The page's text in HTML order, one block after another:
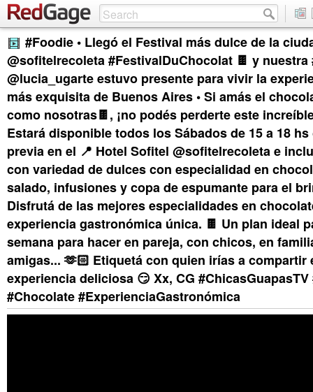
#Foodie • Llegó el Festival más dulce de la
@sofitelrecoleta #FestivalDuChocolat 🍫 y nuestra
@lucia_ugarte estuvo presente para vivir la
más exquisita de Buenos Aires • Si amás el
como nosotras🍫, ¡no podés perderte este increíble
Estará disponible todos los Sábados de 15 a 18
previa en el 📍 Hotel Sofitel @sofitelrecoleta e
con variedad de dulces con especialidad en
salado, infusiones y copa de espumante para el
Disfrutá de las mejores especialidades en
experiencia gastronómica única. 🍫 Un plan ideal
semana para hacer en pareja, con chicos, en
amigas... 🫶🏻 Etiquetá con quien irías a compartir
experiencia deliciosa 😏 Xx, CG
#Chocolate #ExperienciaGastronómica